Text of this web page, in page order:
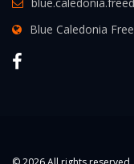
Blue Caledonia